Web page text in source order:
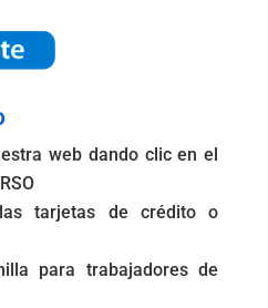
web dando clic en el
tarjetas de crédito o
para trabajadores de